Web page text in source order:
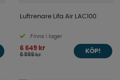
Luftrenare Lifa Air LAC100
Finns i lager
6 649 kr
6 999 kr
KÖP!